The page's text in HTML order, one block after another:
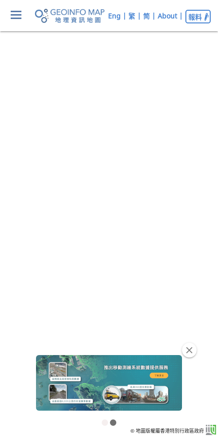
Eng | 繁 | 简 | About | 報料
© 地圖版權屬香港特別行政區政府
clear